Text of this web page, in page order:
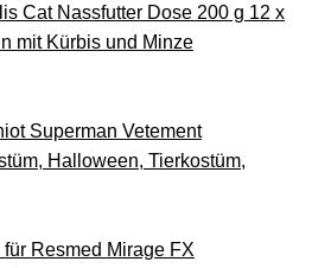
Cat Nassfutter Dose 200 g 12 x
mit Kürbis und Minze
Superman Vetement
Halloween, Tierkostüm,
für Resmed Mirage FX